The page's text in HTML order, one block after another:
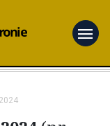
menu